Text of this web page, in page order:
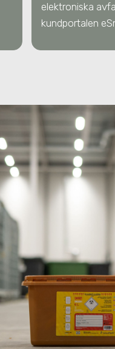
elektroniska
kundportalen